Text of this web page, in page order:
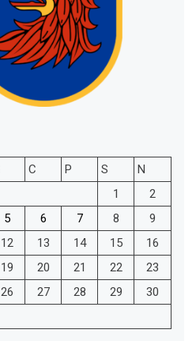
C P S
N
1
2
5 6 7 8
9
12 13 14 15
16
19 20 21 22
23
26 27 28 29
30